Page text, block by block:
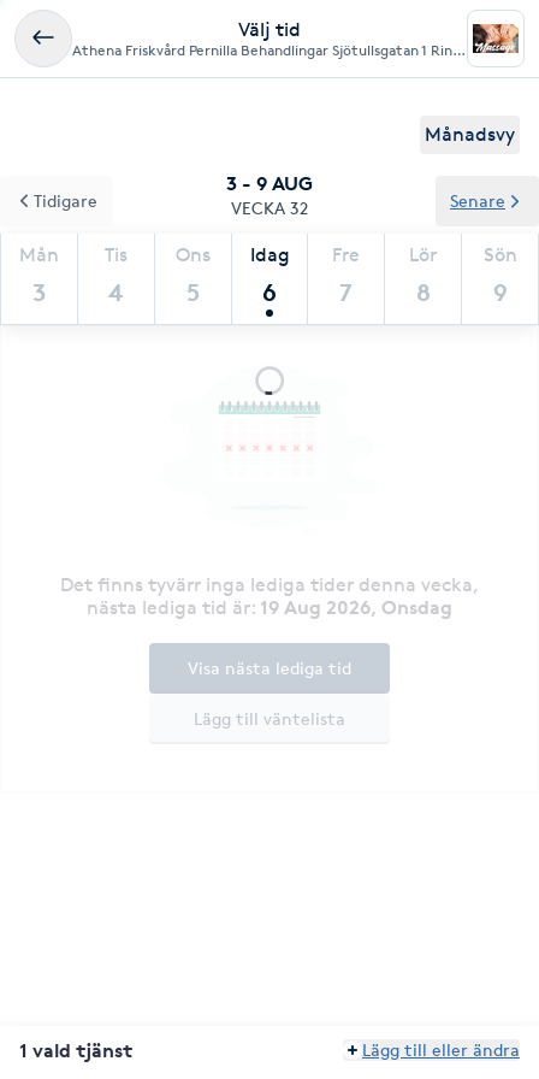
Välj tid
Athena Friskvård Pernilla Behandlingar Sjötullsgatan 1 Ring på klockan så kommer vi och öppnar
Månadsvy
3 - 9 AUG
VECKA 32
Mån
3
Tis
4
Ons
5
Idag
6
Fre
7
Lör
8
Sön
9
Tidigare Senare
Det finns tyvärr inga lediga tider denna vecka,
nästa lediga tid är: 19 Aug 2026, Onsdag
Lägg till väntelista
Visa nästa lediga tid
1 vald tjänst Lägg till eller ändra